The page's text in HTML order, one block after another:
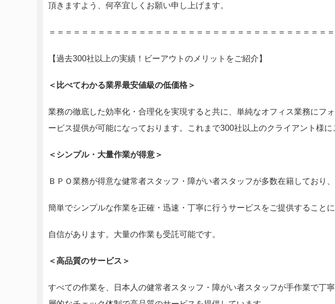
頂きますよう、何卒宜しくお願い申し上げます。
＝＝＝＝＝＝＝＝＝＝＝＝＝＝＝＝＝＝＝＝＝＝＝＝＝＝＝＝＝＝＝＝＝＝＝
【過去300社以上の実績！ビーアウトのメリットをご紹介】
＜比べてわかる業界最安値級の低価格＞
業務の徹底した効率化・合理化を実現すると共に、単純なオフィス業務にフ
ービス提供が可能になっております。これまで300社以上のクライアント様に
＜シンプル・大量作業が得意＞
ＢＰＯ業務が得意な健常者スタッフ・障がい者スタッフが多数在籍しており、
簡単でシンプルな作業を正確・迅速・丁寧に行うサービスをご提供することに
自信があります。大量の作業も受託可能です。
＜高品質のサービス＞
すべての作業を、日本人の健常者スタッフ・障がい者スタッフが手作業で丁